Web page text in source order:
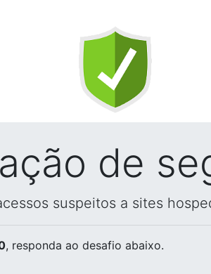
de
suspeitos a sites
, responda ao desafio abaixo.